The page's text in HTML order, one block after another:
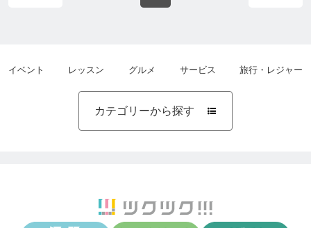
イベント レッスン グルメ サービス 旅行・レジャー
カテゴリーから探す 